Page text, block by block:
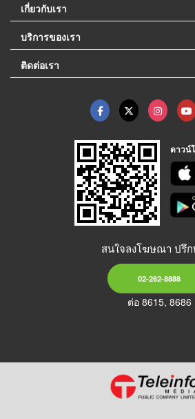
เกี่ยวกับเรา
บริการของเรา
ติดต่อเรา
ดาวน์
สนใจลงโฆษณา ปรึ
02-262-8888
ต่อ 8615, 8686